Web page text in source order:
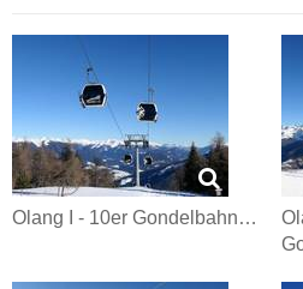
Olang I - 10er Gondelbahn…